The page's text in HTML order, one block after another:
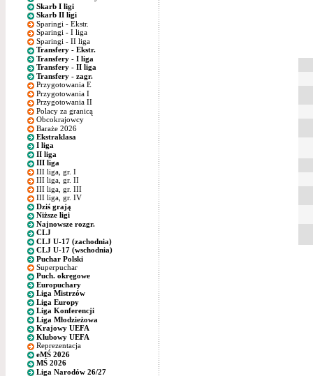
Skarb I ligi
Skarb II ligi
Sparingi - Ekstr.
Sparingi - I liga
Sparingi - II liga
Transfery - Ekstr.
Transfery - I liga
Transfery - II liga
Transfery - zagr.
Przygotowania E
Przygotowania I
Przygotowania II
Polacy za granicą
Obcokrajowcy
Baraże 2026
Ekstraklasa
I liga
II liga
III liga
III liga, gr. I
III liga, gr. II
III liga, gr. III
III liga, gr. IV
Dziś grają
Niższe ligi
Najnowsze rozgr.
CLJ
CLJ U-17 (zachodnia)
CLJ U-17 (wschodnia)
Puchar Polski
Superpuchar
Puch. okręgowe
Europuchary
Liga Mistrzów
Liga Europy
Liga Konferencji
Liga Młodzieżowa
Krajowy UEFA
Klubowy UEFA
Reprezentacja
eMŚ 2026
MŚ 2026
Liga Narodów 26/27